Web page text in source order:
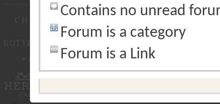
Contains no unread
Forum is a category
Forum is a Link